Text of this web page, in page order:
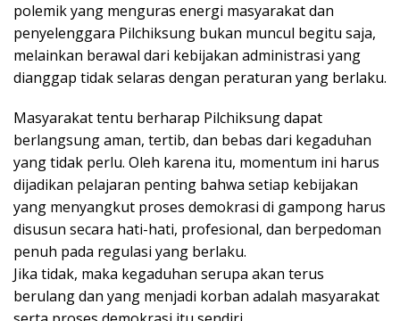
polemik yang menguras energi masyarakat dan
penyelenggara Pilchiksung bukan muncul begitu saja,
melainkan berawal dari kebijakan administrasi yang
dianggap tidak selaras dengan peraturan yang berlaku.
Masyarakat tentu berharap Pilchiksung dapat
berlangsung aman, tertib, dan bebas dari kegaduhan
yang tidak perlu. Oleh karena itu, momentum ini harus
dijadikan pelajaran penting bahwa setiap kebijakan
yang menyangkut proses demokrasi di gampong harus
disusun secara hati-hati, profesional, dan berpedoman
penuh pada regulasi yang berlaku.
Jika tidak, maka kegaduhan serupa akan terus
berulang dan yang menjadi korban adalah masyarakat